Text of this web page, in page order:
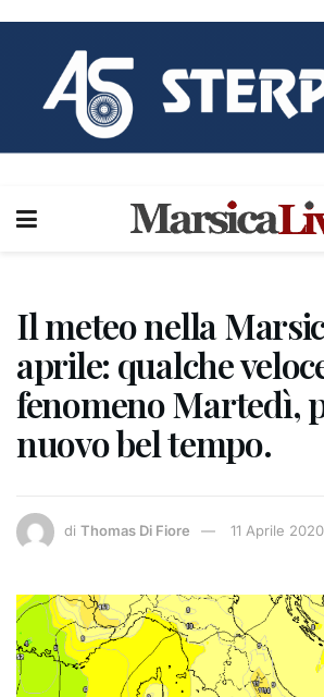
Il meteo nella
aprile: qualche
fenomeno Martedì,
nuovo bel tempo.
di Thomas Di Fiore 11 Aprile 2020